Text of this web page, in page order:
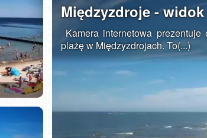
Międzyzdroje -
Kamera internetowa
plażę w Międzyzdrojach. To(...)